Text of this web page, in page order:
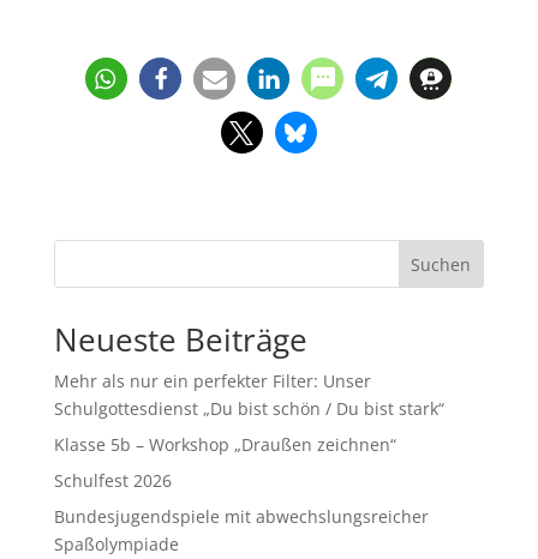
Suchen
Neueste Beiträge
Mehr als nur ein perfekter Filter: Unser
Schulgottesdienst „Du bist schön / Du bist stark“
Klasse 5b – Workshop „Draußen zeichnen“
Schulfest 2026
Bundesjugendspiele mit abwechslungsreicher
Spaßolympiade